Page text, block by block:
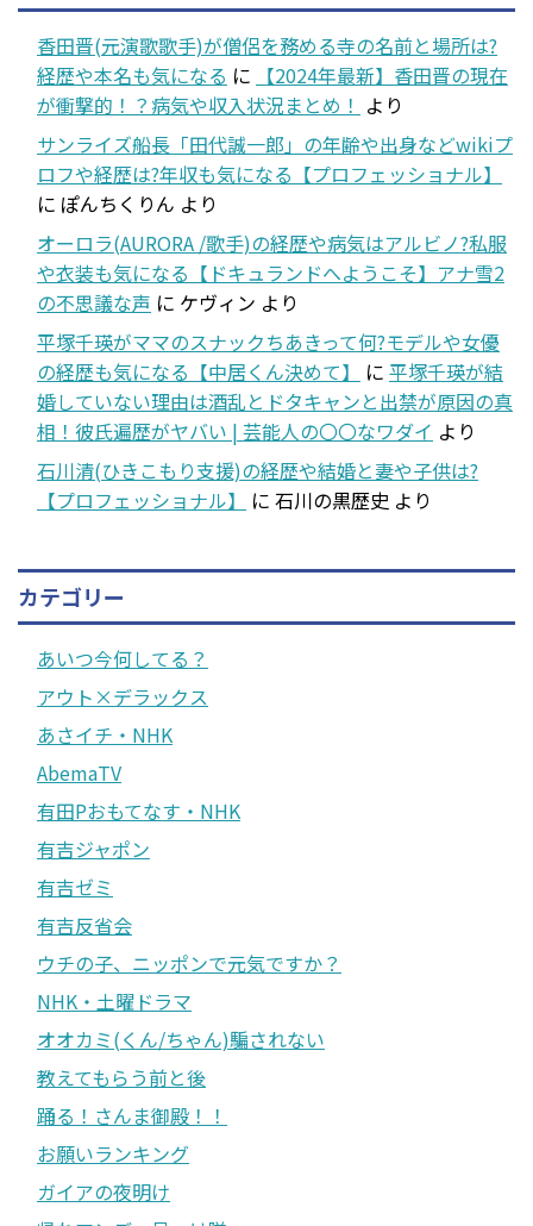
香田晋(元演歌歌手)が僧侶を務める寺の名前と場所は?
経歴や本名も気になる に
【2024年最新】香田晋の現在
が衝撃的！？病気や収入状況まとめ！ より
サンライズ船長「田代誠一郎」の年齢や出身などwikiプ
ロフや経歴は?年収も気になる【プロフェッショナル】
に ぽんちくりん より
オーロラ(AURORA /歌手)の経歴や病気はアルビノ?私服
や衣装も気になる【ドキュランドへようこそ】アナ雪2
の不思議な声 に ケヴィン より
平塚千瑛がママのスナックちあきって何?モデルや女優
の経歴も気になる【中居くん決めて】
に 平塚千瑛が結
婚していない理由は酒乱とドタキャンと出禁が原因の真
相！彼氏遍歴がヤバい | 芸能人の〇〇なワダイ より
石川清(ひきこもり支援)の経歴や結婚と妻や子供は?
【プロフェッショナル】
に 石川の黒歴史 より
カテゴリー
あいつ今何してる？
アウト×デラックス
あさイチ・NHK
AbemaTV
有田Pおもてなす・NHK
有吉ジャポン
有吉ゼミ
有吉反省会
ウチの子、ニッポンで元気ですか？
NHK・土曜ドラマ
オオカミ(くん/ちゃん)騙されない
教えてもらう前と後
踊る！さんま御殿！！
お願いランキング
ガイアの夜明け